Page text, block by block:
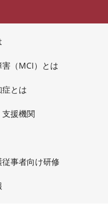
（MCI）とは
とは
援機関
事者向け研修